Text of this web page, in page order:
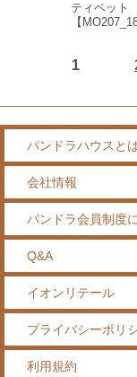
ティペット
【
1
パンドラハウスと
会社情報
パンドラ会員制度
Q&A
イオンリテール
プライバシーポリ
利用規約